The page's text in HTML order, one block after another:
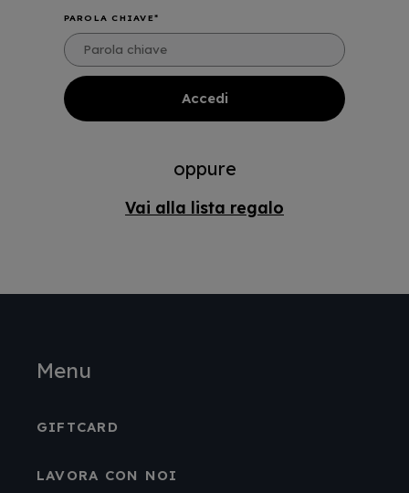
PAROLA CHIAVE
oppure
Vai alla lista regalo
Menu
GIFTCARD
LAVORA CON NOI